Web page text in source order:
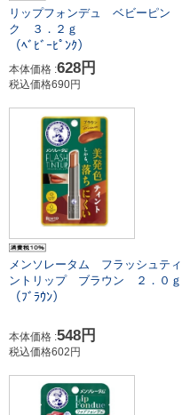
リップフォンデュ ベビーピン
ク ３．２ｇ
（ﾍﾞﾋﾞｰﾋﾟﾝｸ）
本体価格 :628円
税込価格690円
メンソレータム フラッシュティ
ントリップ ブラウン ２．０ｇ
（ﾌﾞﾗｳﾝ）
本体価格 :548円
税込価格602円